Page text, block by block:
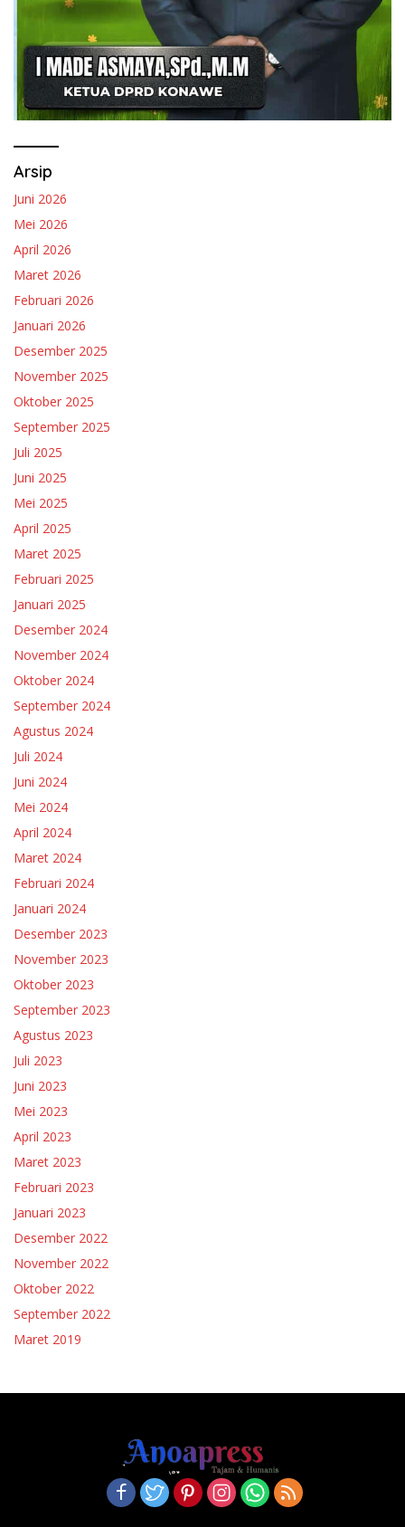
Arsip
Juni 2026
Mei 2026
April 2026
Maret 2026
Februari 2026
Januari 2026
Desember 2025
November 2025
Oktober 2025
September 2025
Juli 2025
Juni 2025
Mei 2025
April 2025
Maret 2025
Februari 2025
Januari 2025
Desember 2024
November 2024
Oktober 2024
September 2024
Agustus 2024
Juli 2024
Juni 2024
Mei 2024
April 2024
Maret 2024
Februari 2024
Januari 2024
Desember 2023
November 2023
Oktober 2023
September 2023
Agustus 2023
Juli 2023
Juni 2023
Mei 2023
April 2023
Maret 2023
Februari 2023
Januari 2023
Desember 2022
November 2022
Oktober 2022
September 2022
Maret 2019